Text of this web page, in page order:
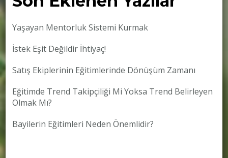
Yaşayan Mentorluk Sistemi Kurmak
İstek Eşit Değildir İhtiyaç!
Satış Ekiplerinin Eğitimlerinde Dönüşüm Zamanı
Eğitimde Trend Takipçiliği Mi Yoksa Trend Belirleyen
Olmak Mı?
Bayilerin Eğitimleri Neden Önemlidir?